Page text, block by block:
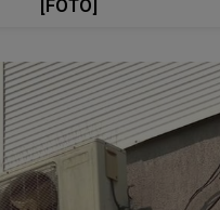
[FOTO]